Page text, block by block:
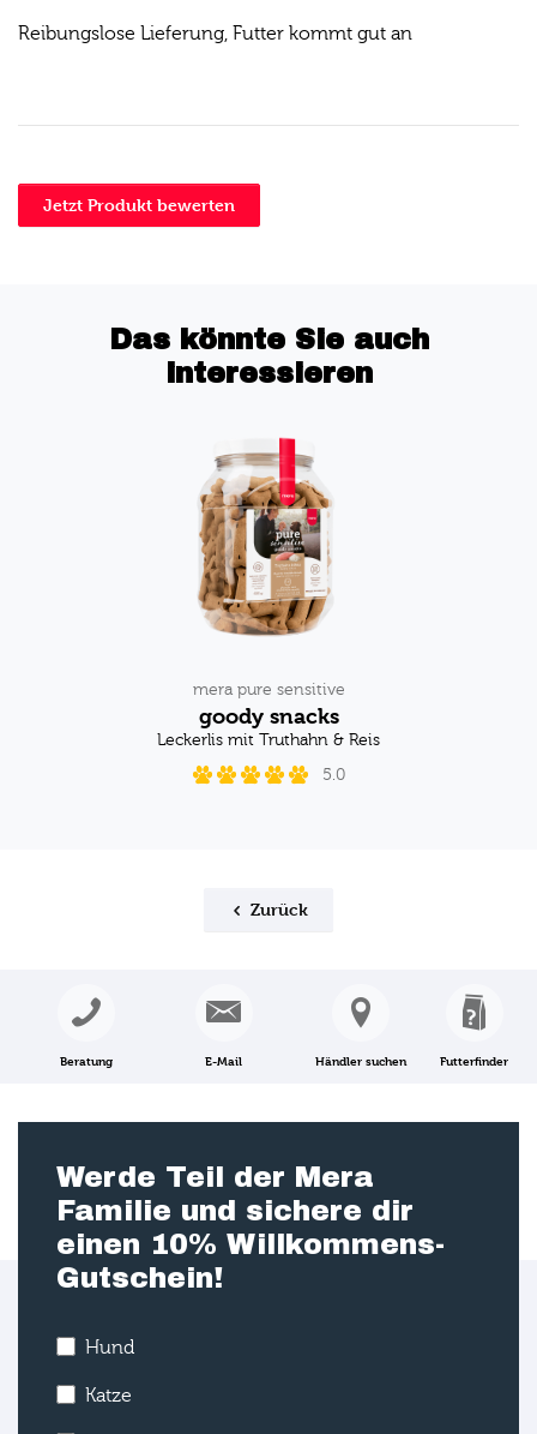
Reibungslose Lieferung, Futter kommt gut an
Jetzt Produkt bewerten
Das könnte Sie auch
interessieren
mera pure sensitive
goody snacks
Leckerlis mit Truthahn & Reis
5.0
Zurück
Beratung E-Mail Händler suchen Futterfinder
Werde Teil der Mera
Familie und sichere dir
einen 10% Willkommens-
Gutschein!
Hund
Katze